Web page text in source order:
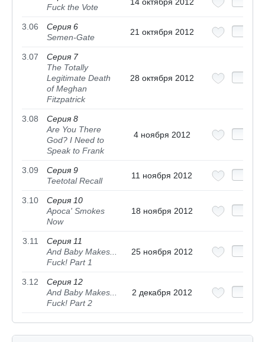
Fuck the Vote
14 октября 2012
3.06
Серия 6
Semen-Gate
21 октября 2012
3.07
Серия 7
The Totally
Legitimate Death
of Meghan
Fitzpatrick
28 октября 2012
3.08
Серия 8
Are You There
God? I Need to
Speak to Frank
4 ноября 2012
3.09
Серия 9
Teetotal Recall
11 ноября 2012
3.10
Серия 10
Apoca' Smokes
Now
18 ноября 2012
3.11
Серия 11
And Baby Makes...
Fuck! Part 1
25 ноября 2012
3.12
Серия 12
And Baby Makes...
Fuck! Part 2
2 декабря 2012